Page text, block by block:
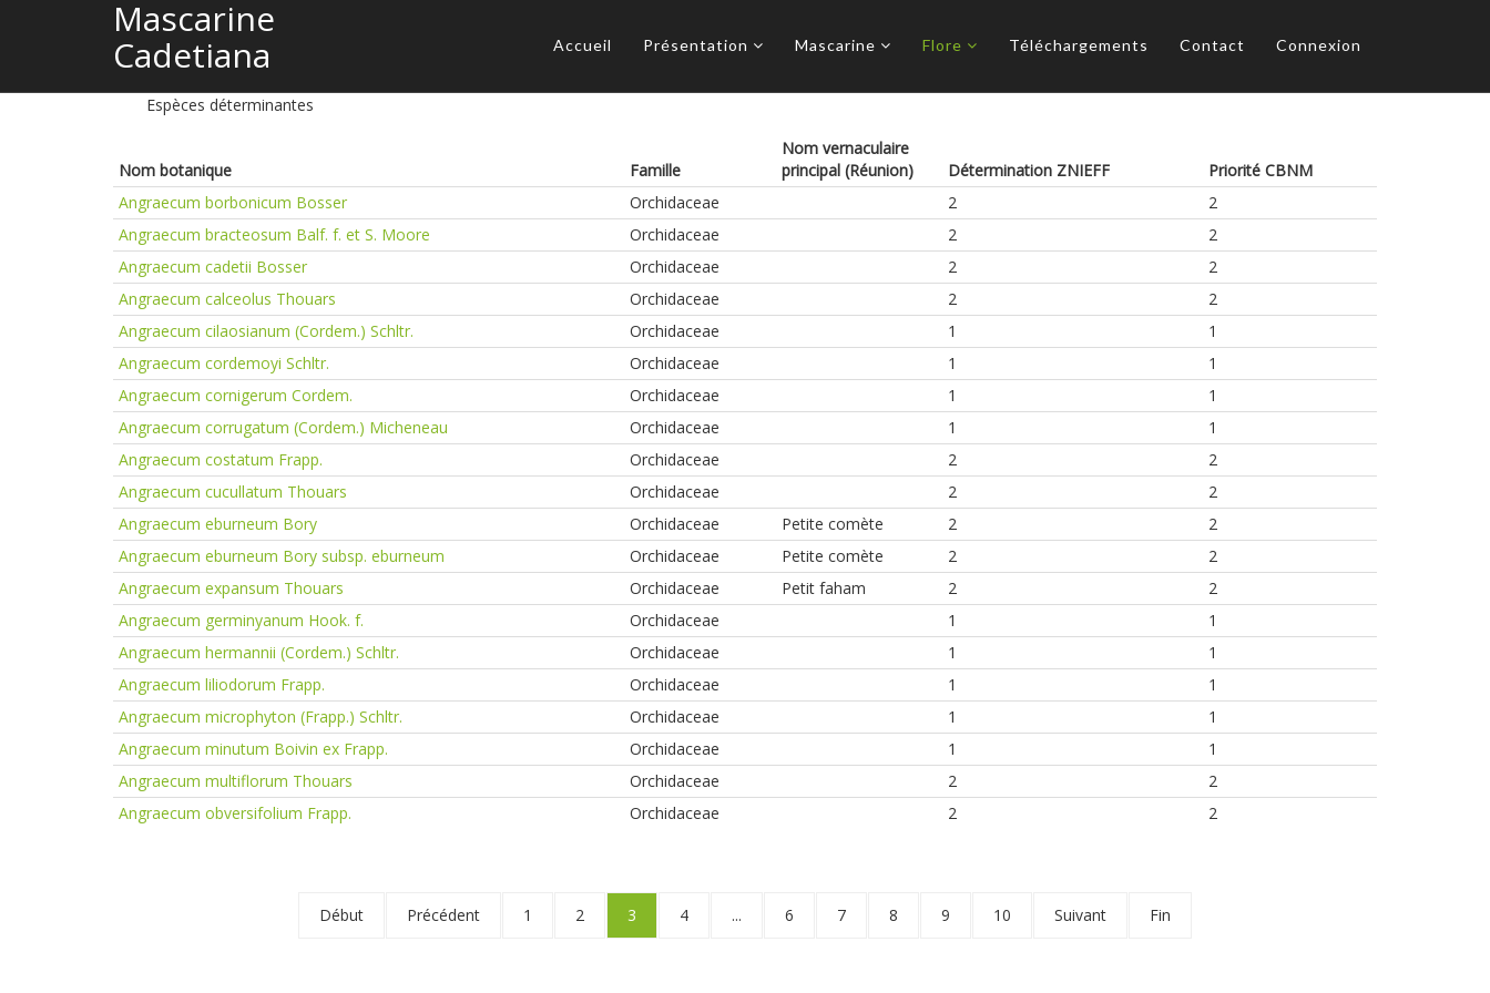
Mascarine
Cadetiana
Accueil Présentation Mascarine Flore Téléchargements Contact Connexion
Espèces déterminantes
Nom botanique Famille
Nom vernaculaire
principal (Réunion)
Détermination ZNIEFF
Priorité CBNM
Angraecum borbonicum Bosser
Orchidaceae 2
2
Angraecum bracteosum Balf. f. et S. Moore
Orchidaceae 2
2
Angraecum cadetii Bosser
Orchidaceae 2
2
Angraecum calceolus Thouars
Orchidaceae 2
2
Angraecum cilaosianum (Cordem.) Schltr.
Orchidaceae 1
1
Angraecum cordemoyi Schltr.
Orchidaceae 1
1
Angraecum cornigerum Cordem.
Orchidaceae 1
1
Angraecum corrugatum (Cordem.) Micheneau
Orchidaceae 1
1
Angraecum costatum Frapp.
Orchidaceae 2
2
Angraecum cucullatum Thouars
Orchidaceae 2
2
Angraecum eburneum Bory
Orchidaceae Petite comète 2
2
Angraecum eburneum Bory subsp. eburneum
Orchidaceae Petite comète 2
2
Angraecum expansum Thouars
Orchidaceae Petit faham 2
2
Angraecum germinyanum Hook. f.
Orchidaceae 1
1
Angraecum hermannii (Cordem.) Schltr.
Orchidaceae 1
1
Angraecum liliodorum Frapp.
Orchidaceae 1
1
Angraecum microphyton (Frapp.) Schltr.
Orchidaceae 1
1
Angraecum minutum Boivin ex Frapp.
Orchidaceae 1
1
Angraecum multiflorum Thouars
Orchidaceae 2
2
Angraecum obversifolium Frapp.
Orchidaceae 2 2
Début Précédent 1 2 3 4 ... 6 7 8 9 10 Suivant Fin